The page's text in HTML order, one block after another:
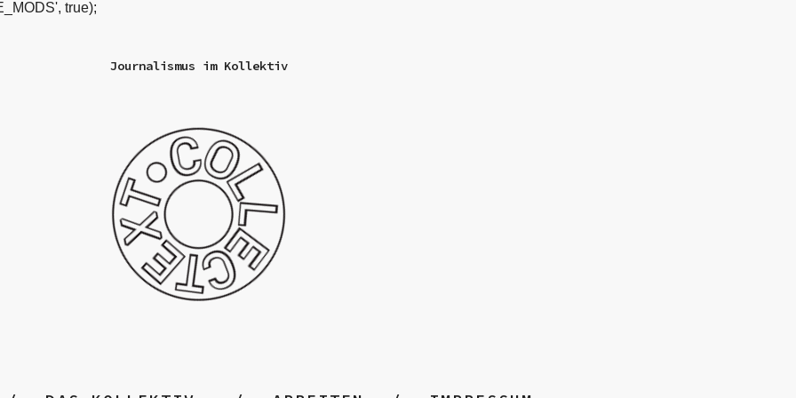
true);
Journalismus im Kollektiv